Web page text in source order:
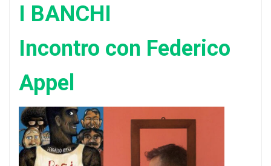
I BANCHI
Incontro con Federico
Appel